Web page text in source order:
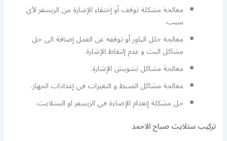
معالجة مشكلة توقف أو إختفاء الإشارة من الريسفر لأي
سبب.
معالجة خلل الباور أو توقفه عن العمل إضافة الى حل
مشاكل البث و عدم إلتقاط الإشارة.
معالجة مشاكل تشويش الإشارة.
معالجة مشاكل الضبط و التغيرات في إعدادات الجهاز.
حل مشكلة إنعدام الإضاءة في الريسفر او الستلايت.
تركيب ستلايت صباح الاحمد